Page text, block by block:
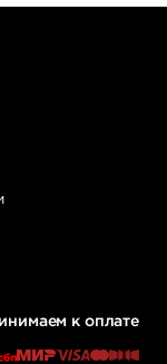
к оплате